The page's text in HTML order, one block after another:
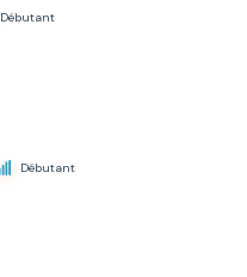
Débutant
Débutant